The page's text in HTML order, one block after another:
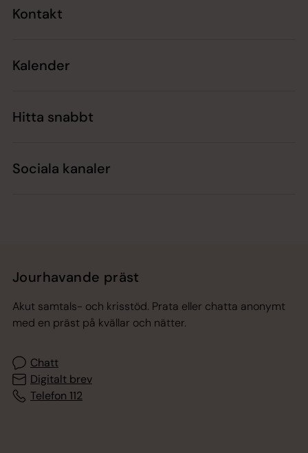
Kontakt
Kalender
Hitta snabbt
Sociala kanaler
Jourhavande präst
Akut samtals- och krisstöd. Prata eller chatta anonymt
med en präst på kvällar och nätter.
Chatt
Digitalt brev
Telefon 112